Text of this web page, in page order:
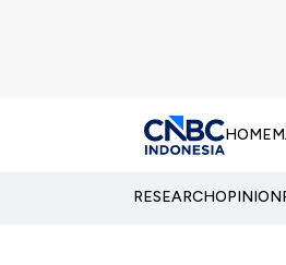
HOME
RESEARCHOPINION